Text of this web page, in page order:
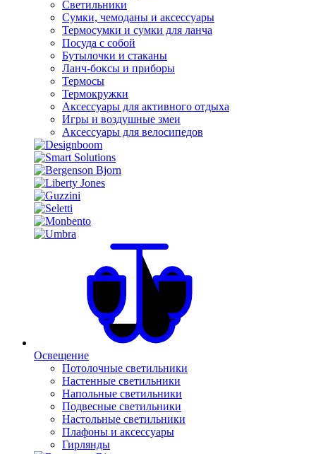
Светильники
Сумки, чемоданы и аксессуары
Термосумки и сумки для ланча
Посуда с собой
Бутылочки и стаканы
Ланч-боксы и приборы
Термосы
Термокружки
Аксессуары для активного отдыха
Игры и воздушные змеи
Аксессуары для велосипедов
Освещение
Потолочные светильники
Настенные светильники
Напольные светильники
Подвесные светильники
Настольные светильники
Плафоны и аксессуары
Гирлянды